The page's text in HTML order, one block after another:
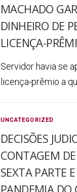
MACHADO
DINHEIRO DE
LICENÇA-
Servidor havia se
licença-prêmio a
UNCATEGORIZED
DECISÕES
CONTAGEM
SEXTA PARTE
PANDEMIA DO